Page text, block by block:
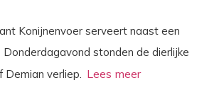
Konijnenvoer serveert naast een
stonden de dierlijke
verliep.